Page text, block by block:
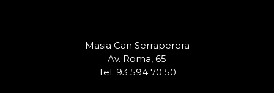
Masia Can Serraperera
Av. Roma, 65
Tel. 93 594 70 50